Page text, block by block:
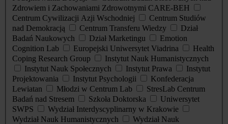
Zdrowiem i Zachowaniami Zdrowotnymi CARE-BEH
Centrum Cywilizacji Azji Wschodniej
Centrum Studiów
nad Demokracją
Centrum Transferu Wiedzy
Dział
Badań Naukowych
Dział Marketingu
Emotion
Cognition Lab
Europejski Uniwersytet Viadrina
Health
Coping Research Group
Instytut Nauk Humanistycznych
Instytut Nauk Społecznych
Instytut Prawa
Instytut
Projektowania
Instytut Psychologii
Konfederacja
Lewiatan
Młodzi w Centrum Lab
StresLab Centrum
Badań nad Stresem
Szkoła Doktorska
Uniwersytet
SWPS
Wydział Interdyscyplinarny w Krakowie
Wydział Nauk Humanistycznych
Wydział Nauk